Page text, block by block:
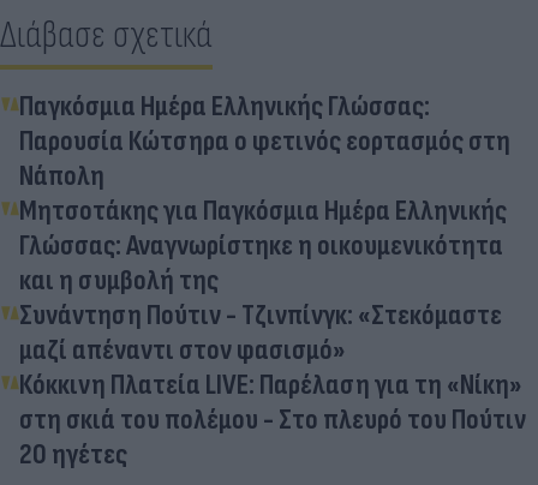
Διάβασε σχετικά
Παγκόσμια Ημέρα Ελληνικής Γλώσσας:
Παρουσία Κώτσηρα ο φετινός εορτασμός στη
Νάπολη
Μητσοτάκης για Παγκόσμια Ημέρα Ελληνικής
Γλώσσας: Αναγνωρίστηκε η οικουμενικότητα
και η συμβολή της
Συνάντηση Πούτιν - Τζινπίνγκ: «Στεκόμαστε
μαζί απέναντι στον φασισμό»
Κόκκινη Πλατεία LIVE: Παρέλαση για τη «Νίκη»
στη σκιά του πολέμου - Στο πλευρό του Πούτιν
20 ηγέτες